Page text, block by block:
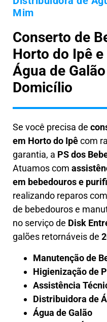
Mim
Conserto de
Horto do Ipê
Água de
Domicílio
Se você precisa de
em Horto do Ipêcom
garantia, a PS dos
Atuamos com
em bebedouros e
realizando reparos
de bebedouros e
no serviço de Disk
galões retornáveis de
Manutenção de
Higienização de
Assistência
Distribuidora de
Água de Galão